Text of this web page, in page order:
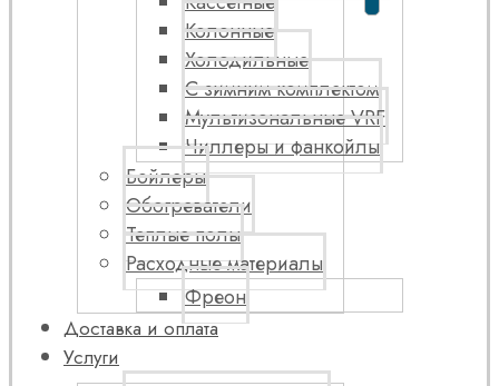
Колонные
Холодильные
С зимним комплектом
Мультизональные VRF
Чиллеры и фанкойлы
Бойлеры
Обогреватели
Теплые полы
Расходные материалы
Фреон
Доставка и оплата
Услуги